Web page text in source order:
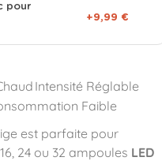
pour
+9,99 €
Intensité Réglable
Faible
est parfaite pour
24 ou 32 ampoules LED